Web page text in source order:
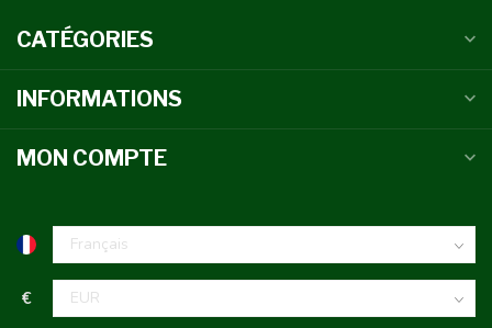
CATÉGORIES
INFORMATIONS
MON COMPTE
€